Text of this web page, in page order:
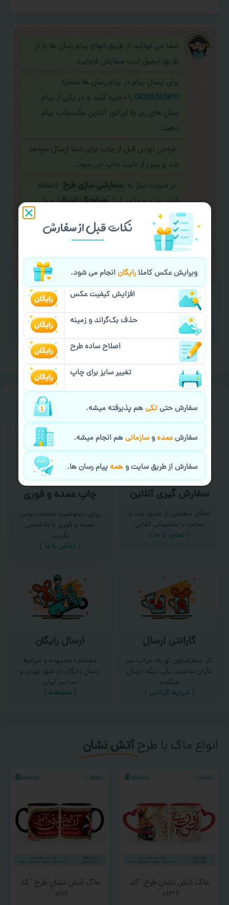
شما می توانید از طریق انواع پیام رسان ها یا از
طریق ایمیل ثبت سفارش فرمایید.
برای ارسال پیام در پیام رسان ها شماره
09308383670 را ذخیره کنید و در یکی از پیام
رسان های زیر به اپراتور آنلاین عکسچاپ پیام
دهید.
طراحی نهایی قبل از چاپ برای شما ارسال خواهد
شد و پس از تایید چاپ می شود.
در صورت نیاز به سفارشی سازی طرح (اضافه
کردن متن و عکس) یا هماهنگی ارسال و یا
کادو کردن سفارش
با اپراتو عکسچاپ هماهنگی
لازم را انجام دهید.
ایمیل جهت ثبت یا پیگیری سفارش:
aks4chap.com@gmail.com
خیالت راحت از سفارش گیری
سفارش گیری آنلاین
امکان سفارش از طریق چت و
سایت با پشتیبانی آنلاین
( تماس با ما‌ )
چاپ عمده و فوری
برای درخواست خدمات چاپ
عمده و فوری با ما تماس
بگیرید
( تماس با ما )
گارانتی ارسال
اگر سفارشتون تو راه خراب شد
نگران نباشید، یکی دیگه ارسال
میکنیم
( شرایط گارانتی )
ارسال رایگان
مشاهده محدوده و شرایط
ارسال رایگان در شهر تهران و
سراسر ایران
(مشاهده )
انواع ماگ با طرحآتش نشان
ماگ آتش نشان طرح ‘ کد
۰۱۳۲ ‘
ماگ آتش نشان طرح ‘ کد
۰۱۱۶ ‘
نکات قبل از سفارش
ویرایش عکس کاملارایگانانجام می شود.
افزایش کیفیت عکس
حذف بک‌گراند و زمینه
اصلاح ساده طرح
تغییر سایز برای چاپ
سفارش حتیتکیهم پذیرفته میشه.
سفارشعمدهوسازمانیهم انجام میشه.
سفارش از طریق سایت وهمهپیام رسان ها.